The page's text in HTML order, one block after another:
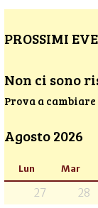
PROSSIMI
Non ci sono
Prova a
Agosto 2026
Lun Mar
27 28